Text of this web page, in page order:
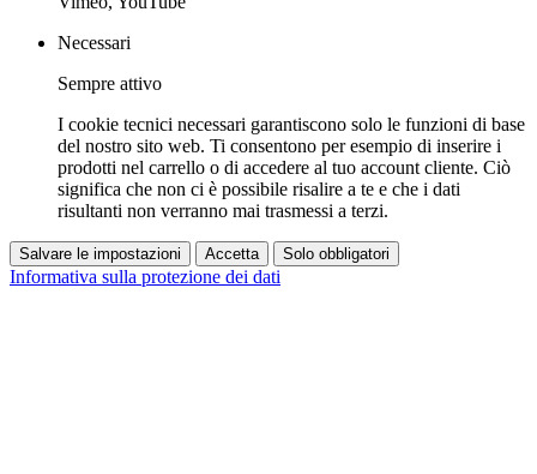
Necessari
Sempre attivo
I cookie tecnici necessari garantiscono solo le funzioni di base
del nostro sito web. Ti consentono per esempio di inserire i
prodotti nel carrello o di accedere al tuo account cliente. Ciò
significa che non ci è possibile risalire a te e che i dati
risultanti non verranno mai trasmessi a terzi.
Salvare le impostazioni Accetta Solo obbligatori
Informativa sulla protezione dei dati